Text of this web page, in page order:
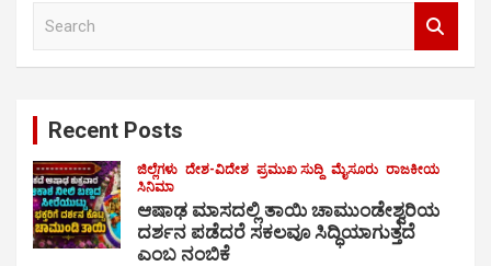
Recent Posts
ಜಿಲ್ಲೆಗಳು ದೇಶ-ವಿದೇಶ ಪ್ರಮುಖ ಸುದ್ದಿ ಮೈಸೂರು ರಾಜಕೀಯ
ಸಿನಿಮಾ
ಆಷಾಢ ಮಾಸದಲ್ಲಿ ತಾಯಿ ಚಾಮುಂಡೇಶ್ವರಿಯ
ದರ್ಶನ ಪಡೆದರೆ ಸಕಲವೂ ಸಿದ್ಧಿಯಾಗುತ್ತದೆ
ಎಂಬ ನಂಬಿಕೆ